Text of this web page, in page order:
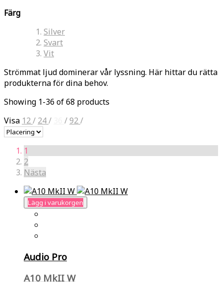
Färg
Silver
Svart
Vit
Strömmat ljud dominerar vår lyssning. Här hittar du rätta
produkterna för dina behov.
Showing 1-36 of 68 products
Visa 12/ 24/ /92/
1
2
Nästa
Lägg i varukorgen
Audio Pro
A10 MkII W